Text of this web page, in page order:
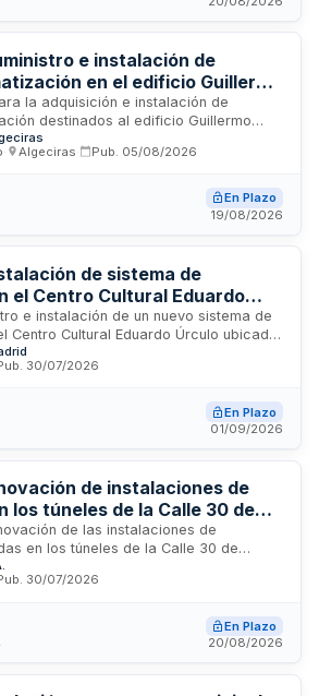
e instalación de
en el edificio Guillermo
de Algeciras
la adquisición e instalación de
destinados al edificio Guillermo
la Delegación de Cultura del
Los trabajos incluyen el
puesta en marcha y pruebas de
instalaciones municipales ubicadas en
en las actuaciones de mejora de
del consistorio.
Algeciras Pub. 05/08/2026
En Plazo
19/08/2026
de sistema de
el Centro Cultural Eduardo
e instalación de un nuevo sistema de
Centro Cultural Eduardo Úrculo ubicado
El contrato comprende tanto el
y materiales necesarios como los
facultades de inspección,
calidad durante la ejecución y
30/07/2026
En Plazo
01/09/2026
de instalaciones de
los túneles de la Calle 30 de
de las instalaciones de
en los túneles de la Calle 30 de
contratación designará un responsable
de supervisar la ejecución de los
tramitar las incidencias que surjan. La
y ejecución ordinaria será la indicada
30/07/2026
En Plazo
20/08/2026